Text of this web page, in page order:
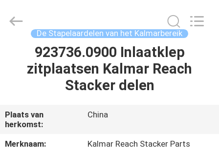
PRODUCTEN
ONGEVEER
ONS
De Stapelaardelen van het Kalmarbereik
923736.0900 Inlaatklep
zitplaatsen Kalmar Reach
Stacker delen
Plaats van
herkomst:
China
Merknaam:
Kalmar Reach Stacker Parts